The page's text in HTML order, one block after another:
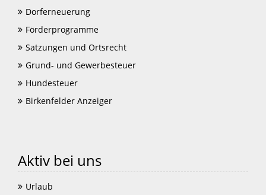
Dorferneuerung
Förderprogramme
Satzungen und Ortsrecht
Grund- und Gewerbesteuer
Hundesteuer
Birkenfelder Anzeiger
Aktiv bei uns
Urlaub